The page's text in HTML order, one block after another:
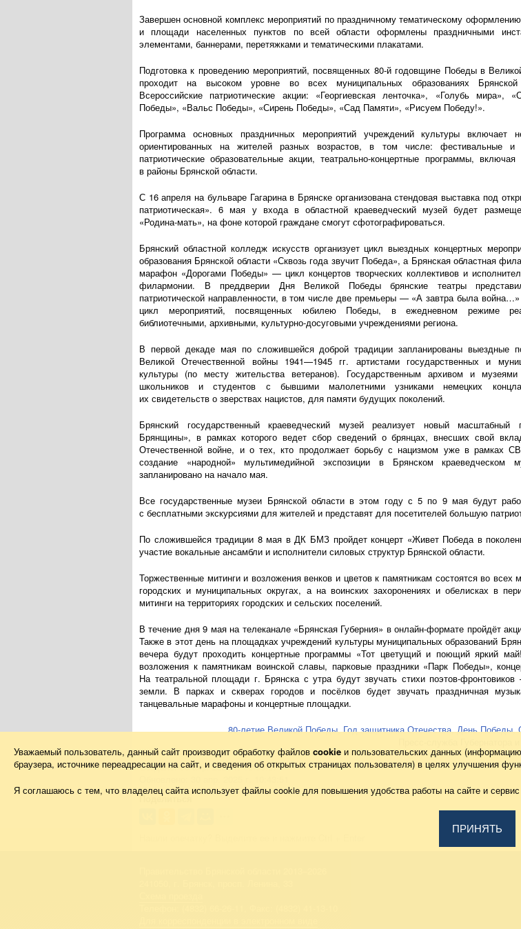
Завершен основной комплекс мероприятий по праздничному тематическому
и площади населенных пунктов по всей области оформлены праздничными
элементами, баннерами, перетяжками и тематическими плакатами.
Подготовка к проведению мероприятий, посвященных 80-йгодовщине Победы в
проходит на высоком уровне во всех муниципальных образованиях Брянской
Всероссийские патриотические акции: «Георгиевская ленточка», «Голубь мира»,
Победы», «Вальс Победы», «Сирень Победы», «Сад Памяти», «Рисуем Победу!».
Программа основных праздничных мероприятий учреждений культуры включает
ориентированных на жителей разных возрастов, в том числе: фестивальные и
патриотические образовательные акции,театрально-концертные программы, включая
в районы Брянской области.
С 16 апреля на бульваре Гагарина в Брянске организована стендовая выставка под
патриотическая». 6 мая у входа в областной краеведческий музей будет
«Родина-мать», на фоне которой граждане смогут сфотографироваться.
Брянский областной колледж искусств организует цикл выездных концертных
образования Брянской области «Сквозь года звучит Победа», а Брянская областная
марафон «Дорогами Победы» — цикл концертов творческих коллективов и
филармонии. В преддверии Дня Великой Победы брянские театры
патриотической направленности, в том числе две премьеры — «А завтра была
цикл мероприятий, посвященных юбилею Победы, в ежедневном режиме
библиотечными, архивными, культурно-досуговыми учреждениями региона.
В первой декаде мая по сложившейся доброй традиции запланированы выездные
Великой Отечественной войны 1941—1945 гг. артистами государственных и
культуры (по месту жительства ветеранов). Государственным архивом и музеями
школьников и студентов с бывшими малолетними узниками немецких
их свидетельств о зверствах нацистов, для памяти будущих поколений.
Брянский государственный краеведческий музей реализует новый
Брянщины», в рамках которого ведет сбор сведений о брянцах, внесших свой
Отечественной войне, и о тех, кто продолжает борьбу с нацизмом уже в рамках
создание «народной» мультимедийной экспозиции в Брянском
запланировано на начало мая.
Все государственные музеи Брянской области в этом году с 5 по 9 мая будут
с бесплатными экскурсиями для жителей и представят для посетителей большую
По сложившейся традиции 8 мая в ДК БМЗ пройдет концерт «Живет Победа в
участие вокальные ансамбли и исполнители силовых структур Брянской области.
Торжественные митинги и возложения венков и цветов к памятникам состоятся во всех
городских и муниципальных округах, а на воинских захоронениях и обелисках в
митинги на территориях городских и сельских поселений.
В течение дня 9 мая на телеканале «Брянская Губерния» вонлайн-формате пройдёт
Также в этот день на площадках учреждений культуры муниципальных образований
вечера будут проходить концертные программы «Тот цветущий и поющий яркий
возложения к памятникам воинской славы, парковые праздники «Парк Победы»,
На театральной площади г. Брянска с утра будут звучать стихипоэтов-фронтовиков
земли. В парках и скверах городов и посёлков будет звучать праздничная
танцевальные марафоны и концертные площадки.
80-летие Великой Победы,Год защитника Отечества,День Победы,
Создано: 30 апр. 2025 г. 10:39:07
Поделиться
Уважаемый пользователь, данный сайт производит обработку файлов cookie и пользовательских данных
браузера, источнике переадресации на сайт, и сведения об открытых страницах пользователя) в целях улучшения
Я соглашаюсь с тем, что владелец сайта использует файлы cookie для повышения удобства работы на сайте и
ПРИНЯТЬ